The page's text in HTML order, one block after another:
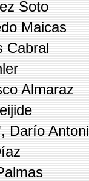
Soto
Maicas
Cabral
Almaraz
Darío